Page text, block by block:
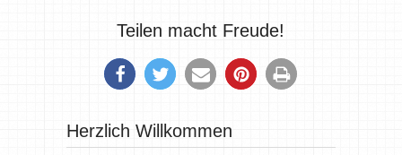
Teilen macht Freude!
Herzlich Willkommen